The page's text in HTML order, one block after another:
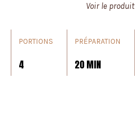
Voir le produit
PORTIONS
4
PRÉPARATION
20 MIN